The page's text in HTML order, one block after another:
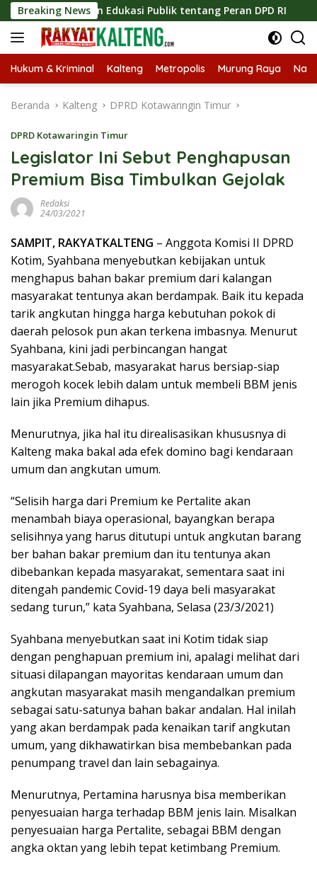
Langsung
ke
konten
Breaking News
Edukasi Publik tentang Peran DPD RI
Hukum & Kriminal Kalteng Metropolis Murung Raya
Beranda Kalteng DPRD Kotawaringin Timur
DPRD Kotawaringin Timur
Legislator Ini Sebut Penghapusan
Premium Bisa Timbulkan Gejolak
Redaksi
24/03/2021
SAMPIT, RAKYATKALTENG – Anggota Komisi II DPRD
Kotim, Syahbana menyebutkan kebijakan untuk
menghapus bahan bakar premium dari kalangan
masyarakat tentunya akan berdampak. Baik itu kepada
tarik angkutan hingga harga kebutuhan pokok di
daerah pelosok pun akan terkena imbasnya. Menurut
Syahbana, kini jadi perbincangan hangat
masyarakat.Sebab, masyarakat harus bersiap-siap
merogoh kocek lebih dalam untuk membeli BBM jenis
lain jika Premium dihapus.
Menurutnya, jika hal itu direalisasikan khususnya di
Kalteng maka bakal ada efek domino bagi kendaraan
umum dan angkutan umum.
“Selisih harga dari Premium ke Pertalite akan
menambah biaya operasional, bayangkan berapa
selisihnya yang harus ditutupi untuk angkutan barang
ber bahan bakar premium dan itu tentunya akan
dibebankan kepada masyarakat, sementara saat ini
ditengah pandemic Covid-19 daya beli masyarakat
sedang turun,” kata Syahbana, Selasa (23/3/2021)
Syahbana menyebutkan saat ini Kotim tidak siap
dengan penghapuan premium ini, apalagi melihat dari
situasi dilapangan mayoritas kendaraan umum dan
angkutan masyarakat masih mengandalkan premium
sebagai satu-satunya bahan bakar andalan. Hal inilah
yang akan berdampak pada kenaikan tarif angkutan
umum, yang dikhawatirkan bisa membebankan pada
penumpang travel dan lain sebagainya.
Menurutnya, Pertamina harusnya bisa memberikan
penyesuaian harga terhadap BBM jenis lain. Misalkan
penyesuaian harga Pertalite, sebagai BBM dengan
angka oktan yang lebih tepat ketimbang Premium.